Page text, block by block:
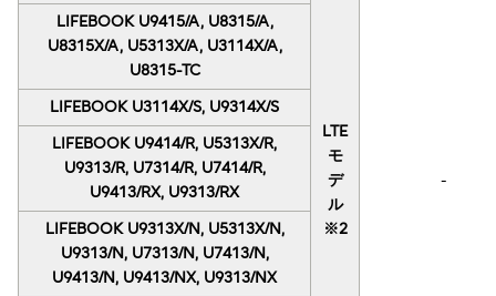
LTE
モ
デ
ル
※2
-
LIFEBOOK U9415/A, U8315/A,
U8315X/A, U5313X/A, U3114X/A,
U8315-TC
LIFEBOOK U3114X/S, U9314X/S
LIFEBOOK U9414/R, U5313X/R,
U9313/R, U7314/R, U7414/R,
U9413/RX, U9313/RX
LIFEBOOK U9313X/N, U5313X/N,
U9313/N, U7313/N, U7413/N,
U9413/N, U9413/NX, U9313/NX